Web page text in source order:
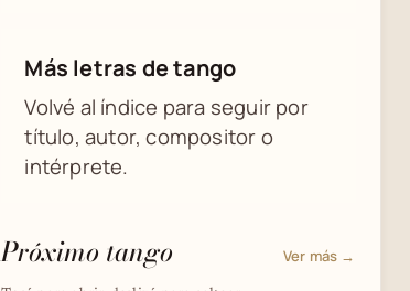
Más letras de tango
Volvé al índice para seguir por
título, autor, compositor o
intérprete.
Próximo tango Ver más →